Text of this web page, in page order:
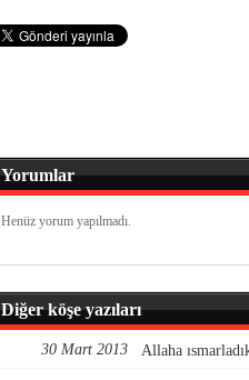
Yorumlar
Henüz yorum yapılmadı.
Diğer köşe yazıları
30 Mart 2013 Allaha